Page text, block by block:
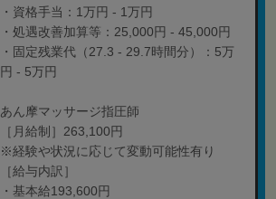
・資格手当：1万円 - 1万円
・処遇改善加算等：25,000円 - 45,000円
・固定残業代（27.3 - 29.7時間分）：5万
円 - 5万円
あん摩マッサージ指圧師
［月給制］263,100円
※経験や状況に応じて変動可能性有り
［給与内訳］
・基本給193,600円